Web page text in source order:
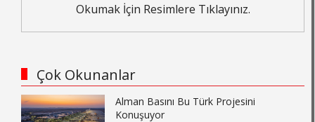
Okumak İçin Resimlere Tıklayınız.
Çok Okunanlar
Alman Basını Bu Türk Projesini
Konuşuyor